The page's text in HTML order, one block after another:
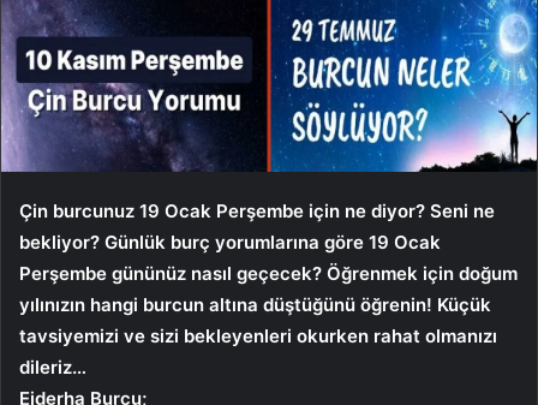
Çin burcunuz 19 Ocak Perşembe için ne diyor? Seni ne
bekliyor? Günlük burç yorumlarına göre 19 Ocak
Perşembe gününüz nasıl geçecek? Öğrenmek için doğum
yılınızın hangi burcun altına düştüğünü öğrenin! Küçük
tavsiyemizi ve sizi bekleyenleri okurken rahat olmanızı
dileriz…
Ejderha Burcu;